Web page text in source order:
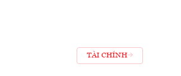
TÀI CHÍNH